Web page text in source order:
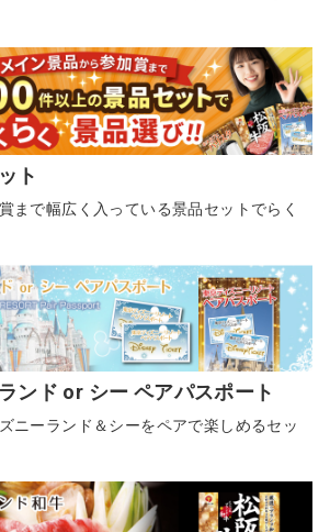
ト
まで幅広く入っている景品セットでらく
ンド or シー ペアパスポート
ニーランド＆シーをペアで楽しめるセッ